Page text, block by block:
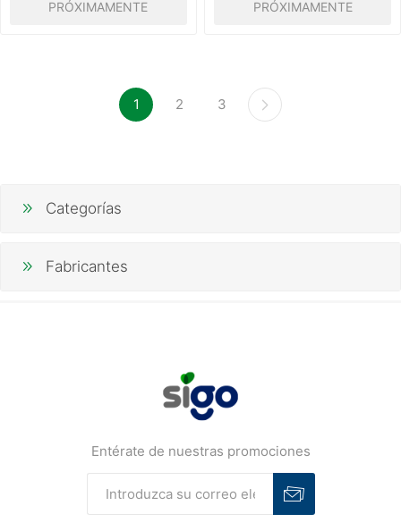
PRÓXIMAMENTE PRÓXIMAMENTE
1 2 3
Categorías
Fabricantes
Entérate de nuestras promociones